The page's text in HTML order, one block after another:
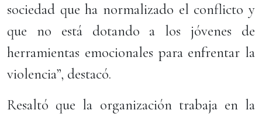
sociedad que ha normalizado el conflicto y
que no está dotando a los jóvenes de
herramientas emocionales para enfrentar la
violencia”, destacó.
Resaltó que la organización trabaja en la